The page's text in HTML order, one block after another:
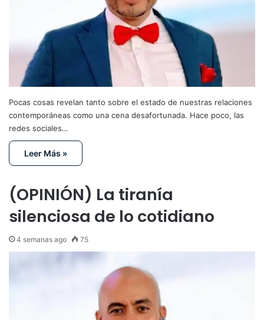
Pocas cosas revelan tanto sobre el estado de nuestras relaciones
contemporáneas como una cena desafortunada. Hace poco, las
redes sociales…
Leer Más »
(OPINIÓN) La tiranía
silenciosa de lo cotidiano
4 semanas ago 75